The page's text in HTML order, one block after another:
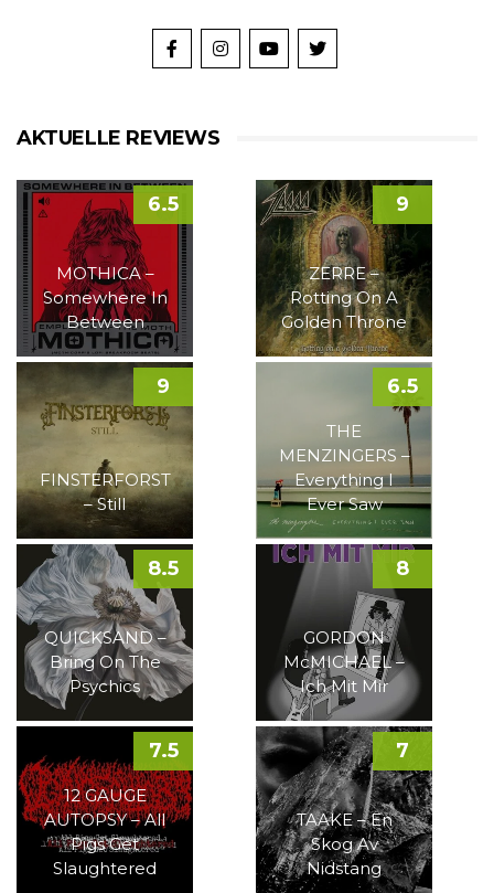
AKTUELLE REVIEWS
MOTHICA –
Somewhere In
Between
6.5
ZERRE –
Rotting On A
Golden Throne
9
FINSTERFORST
– Still
9
THE
MENZINGERS –
Everything I
Ever Saw
6.5
QUICKSAND –
Bring On The
Psychics
8.5
GORDON
McMICHAEL –
Ich Mit Mir
8
12 GAUGE
AUTOPSY – All
Pigs Get
Slaughtered
7.5
TAAKE – En
Skog Av
Nidstang
7